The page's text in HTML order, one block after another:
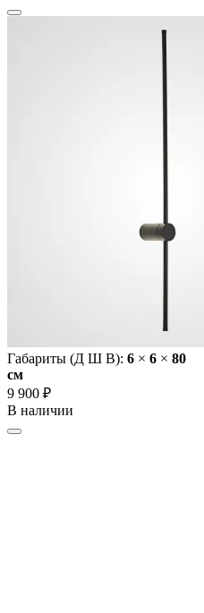
Габариты (Д Ш В): 6 × 6 × 80
cм
9 900 ₽
В наличии